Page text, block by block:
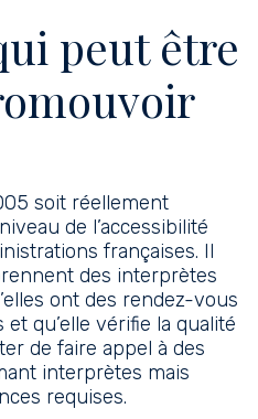
peut être
soit réellement
de l’accessibilité
françaises. Il
des interprètes
ont des rendez-vous
qu’elle vérifie la qualité
de faire appel à des
interprètes mais
requises.